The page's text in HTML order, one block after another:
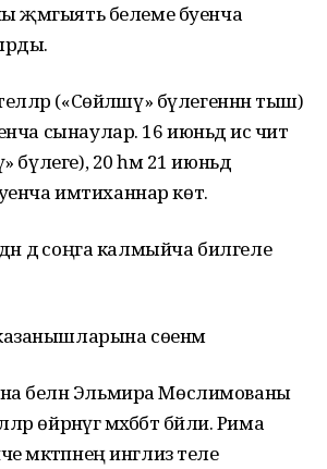
җәмгыять белеме буенча
(«Сөйләшү» бүлегеннән тыш)
сынаулар. 16 июньдә исә чит
бүлеге), 20 һәм 21 июньдә
имтиханнар көтә.
дә соңга калмыйча билгеле
сөенәм
белән Эльмира Мөслимованы
өйрәнүгә мәхәббәт бәйли. Рима
мәктәпнең инглиз теле